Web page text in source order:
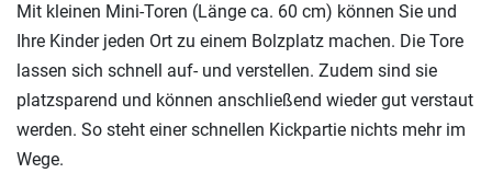
Mit kleinen Mini-Toren (Länge ca. 60 cm) können Sie und
Ihre Kinder jeden Ort zu einem Bolzplatz machen. Die Tore
lassen sich schnell auf- und verstellen. Zudem sind sie
platzsparend und können anschließend wieder gut verstaut
werden. So steht einer schnellen Kickpartie nichts mehr im
Wege.